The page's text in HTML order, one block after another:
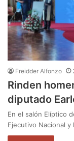
Freidder Alfonzo
Rinden
diputado
En el salón Elíptico
Ejecutivo Nacional